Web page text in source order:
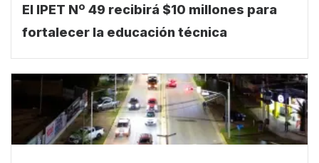
El IPET Nº 49 recibirá $10 millones para
fortalecer la educación técnica